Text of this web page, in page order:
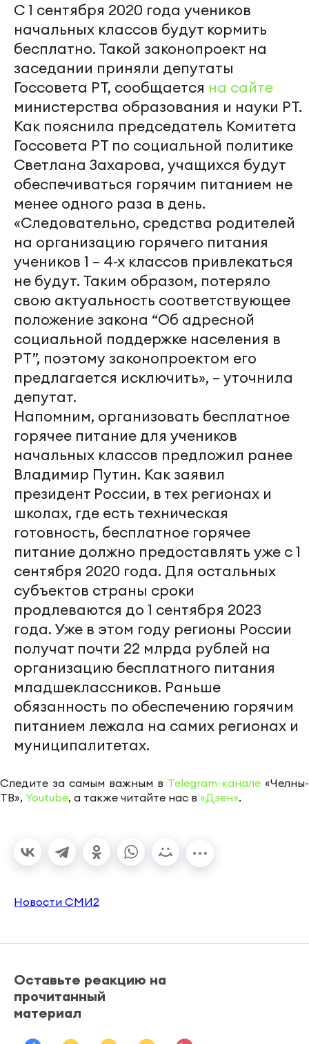
С 1 сентября 2020 года учеников
начальных классов будут кормить
бесплатно. Такой законопроект на
заседании приняли депутаты
Госсовета РТ, сообщается на сайте
министерства образования и науки РТ.
Как пояснила председатель Комитета
Госсовета РТ по социальной политике
Светлана Захарова, учащихся будут
обеспечиваться горячим питанием не
менее одного раза в день.
«Следовательно, средства родителей
на организацию горячего питания
учеников 1 – 4-х классов привлекаться
не будут. Таким образом, потеряло
свою актуальность соответствующее
положение закона “Об адресной
социальной поддержке населения в
РТ”, поэтому законопроектом его
предлагается исключить», – уточнила
депутат.
Напомним, организовать бесплатное
горячее питание для учеников
начальных классов предложил ранее
Владимир Путин. Как заявил
президент России, в тех регионах и
школах, где есть техническая
готовность, бесплатное горячее
питание должно предоставлять уже с 1
сентября 2020 года. Для остальных
субъектов страны сроки
продлеваются до 1 сентября 2023
года. Уже в этом году регионы России
получат почти 22 млрда рублей на
организацию бесплатного питания
младшеклассников. Раньше
обязанность по обеспечению горячим
питанием лежала на самих регионах и
муниципалитетах.
Следите за самым важным в Telegram-канале «Челны-
ТВ», Youtube, а также читайте нас в «Дзен».
Новости СМИ2
Оставьте реакцию на
прочитанный
материал